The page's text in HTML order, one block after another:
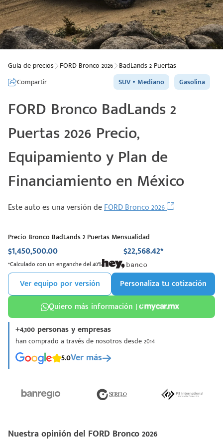
Guía de precios FORD Bronco 2026 BadLands 2 Puertas
Compartir
SUV Mediano Gasolina
FORD Bronco BadLands 2
Puertas 2026 Precio,
Equipamiento y Plan de
Financiamiento en México
Este auto es una versión deFORD Bronco 2026
Nuestra opinión del FORD Bronco 2026
Precio Bronco BadLands 2 Puertas
$1,450,500.00
Mensualidad
$22,568.42*
*Calculado con un enganche del 40%
Ver equipo por versión
Personaliza tu cotización
Quiero más información |
+4,100 personas y empresas
han comprado a través de nosotros desde 2014
5.0Ver más